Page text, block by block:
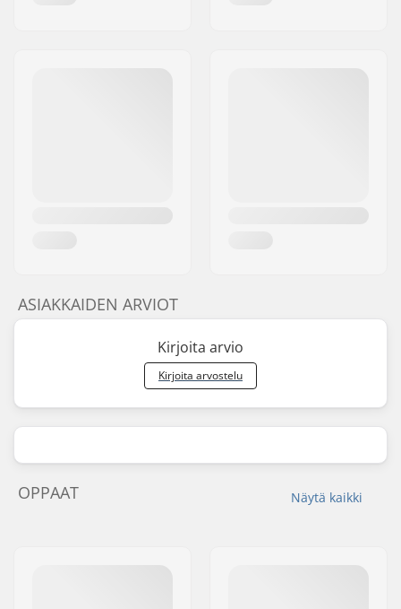
ASIAKKAIDEN ARVIOT
Kirjoita arvio
Kirjoita arvostelu
Näytä kaikki
OPPAAT